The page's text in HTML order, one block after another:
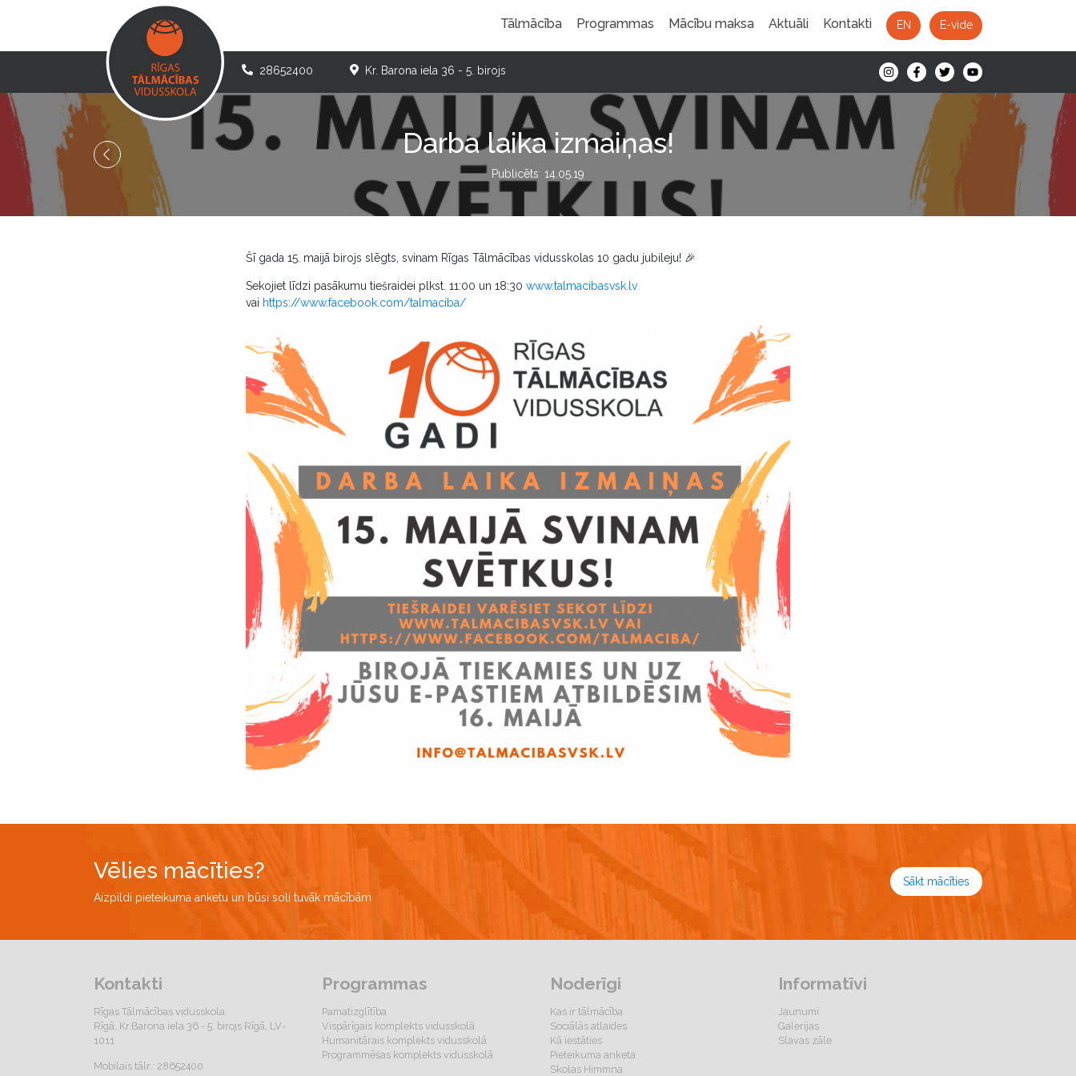
Tālmācība Programmas Mācību maksa Aktuāli Kontakti EN E-vide
28652400 Kr. Barona iela 36 - 5. birojs
Darba laika izmaiņas!
Publicēts: 14.05.19
Šī gada 15. maijā birojs slēgts, svinam Rīgas Tālmācības vidusskolas 10 gadu jubileju! 🎉
Sekojiet līdzi pasākumu tiešraidei plkst. 11:00 un 18:30 www.talmacibasvsk.lv
vai https://www.facebook.com/talmaciba/
Vēlies mācīties?
Aizpildi pieteikuma anketu un būsi soli tuvāk mācībām
Sākt mācīties
Kontakti
Rīgas Tālmācības vidusskola
Rīgā, Kr.Barona iela 36 - 5. birojs Rīgā, LV-
1011
Mobilais tālr.: 28652400
Programmas
Pamatizglītība
Vispārīgais komplekts vidusskolā
Humanitārais komplekts vidusskolā
Programmēšas komplekts vidusskolā
Noderīgi
Kas ir tālmācība
Sociālās atlaides
Kā iestāties
Pieteikuma anketa
Skolas Himmna
Informatīvi
Jaunumi
Galerijas
Slavas zāle